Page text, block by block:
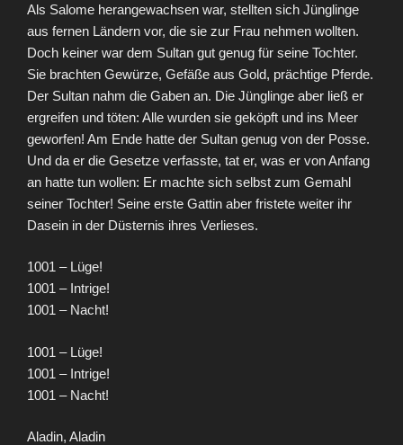
Als Salome herangewachsen war, stellten sich Jünglinge
aus fernen Ländern vor, die sie zur Frau nehmen wollten.
Doch keiner war dem Sultan gut genug für seine Tochter.
Sie brachten Gewürze, Gefäße aus Gold, prächtige Pferde.
Der Sultan nahm die Gaben an. Die Jünglinge aber ließ er
ergreifen und töten: Alle wurden sie geköpft und ins Meer
geworfen! Am Ende hatte der Sultan genug von der Posse.
Und da er die Gesetze verfasste, tat er, was er von Anfang
an hatte tun wollen: Er machte sich selbst zum Gemahl
seiner Tochter! Seine erste Gattin aber fristete weiter ihr
Dasein in der Düsternis ihres Verlieses.
1001 – Lüge!
1001 – Intrige!
1001 – Nacht!
1001 – Lüge!
1001 – Intrige!
1001 – Nacht!
Aladin, Aladin